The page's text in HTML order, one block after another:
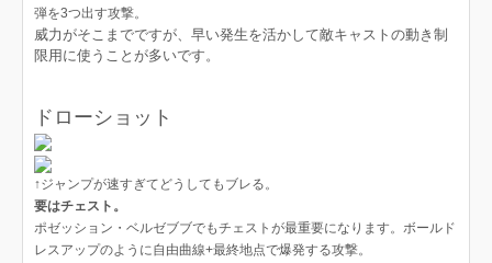
弾を3つ出す攻撃。
威力がそこまでですが、早い発生を活かして敵キャストの動き制
限用に使うことが多いです。
ドローショット
↑ジャンプが速すぎてどうしてもブレる。
要はチェスト。
ポゼッション・ベルゼブブでもチェストが最重要になります。ボールド
レスアップのように自由曲線+最終地点で爆発する攻撃。